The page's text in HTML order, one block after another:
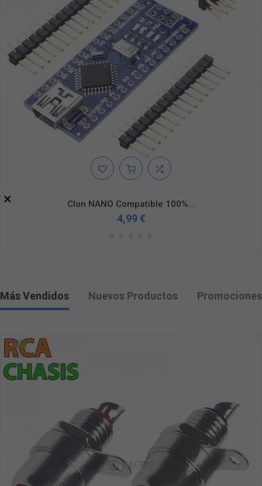
Clon NANO Compatible 100%...
4,99 €
Más Vendidos Nuevos Productos Promociones
PACK
×